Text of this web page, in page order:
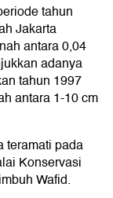
tahun
Jakarta
antara 0,04
adanya
tahun 1997
antara 1-10 cm
teramati pada
Konservasi
Wafid.